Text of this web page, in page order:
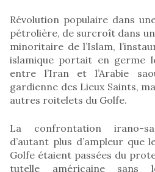
Révolution populaire dans
pétrolière, de surcroît dans
minoritaire de l’Islam,
islamique portait en germe
entre l’Iran et l’Arabie
gardienne des Lieux Saints,
autres roitelets du Golfe.
La confrontation irano-
d’autant plus d’ampleur que
Golfe étaient passées du
tutelle américaine